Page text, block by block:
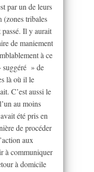
par un de leurs
(zones tribales
passé. Il y aurait
de maniement
à ce
suggéré » de
là où il le
C’est aussi le
au moins
été pris en
de procéder
aux
à communiquer
à domicile